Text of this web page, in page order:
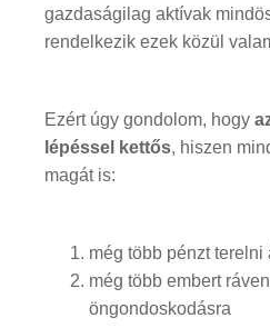
gazdaságilag aktívak
rendelkezik ezek közül
Ezért úgy gondolom, hogy
lépéssel kettős, hiszen
magát is:
még több pénzt
még több embert
öngondoskodásra